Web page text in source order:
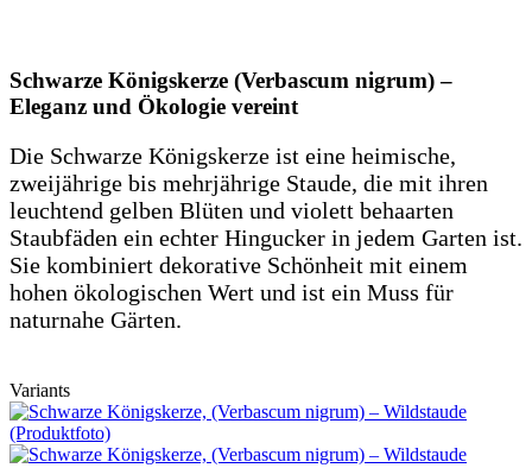
Schwarze Königskerze (Verbascum nigrum) –
Eleganz und Ökologie vereint
Die Schwarze Königskerze ist eine heimische,
zweijährige bis mehrjährige Staude, die mit ihren
leuchtend gelben Blüten und violett behaarten
Staubfäden ein echter Hingucker in jedem Garten ist.
Sie kombiniert dekorative Schönheit mit einem
hohen ökologischen Wert und ist ein Muss für
naturnahe Gärten.
Variants